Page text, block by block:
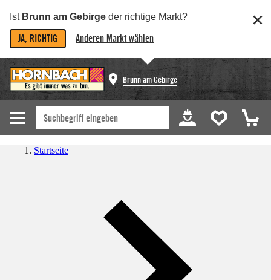
Ist Brunn am Gebirge der richtige Markt?
JA, RICHTIG Anderen Markt wählen
Brunn am Gebirge
Startseite